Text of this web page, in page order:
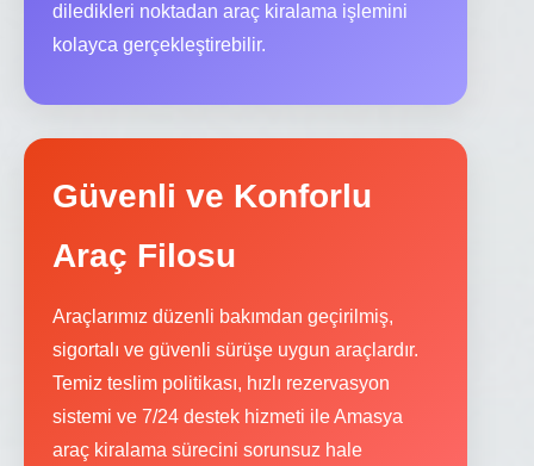
diledikleri noktadan araç kiralama işlemini
kolayca gerçekleştirebilir.
Güvenli ve Konforlu
Araç Filosu
Araçlarımız düzenli bakımdan geçirilmiş,
sigortalı ve güvenli sürüşe uygun araçlardır.
Temiz teslim politikası, hızlı rezervasyon
sistemi ve 7/24 destek hizmeti ile Amasya
araç kiralama sürecini sorunsuz hale